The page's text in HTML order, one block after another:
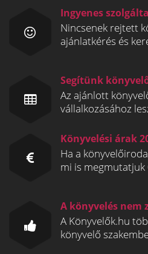
Ingyenes
Nincsenek rejtett
ajánlatkérés és
Segítünk
Az ajánlott
vállalkozásához
Könyvelési árak
Ha a
mi is megmutatjuk
A könyvelés nem
A Könyvelők.hu
könyvelő